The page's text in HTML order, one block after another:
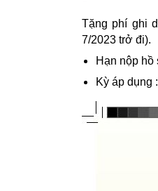
Tặng phí ghi
7/2023 trở đi).
Hạn nộp hồ
Kỳ áp dụng